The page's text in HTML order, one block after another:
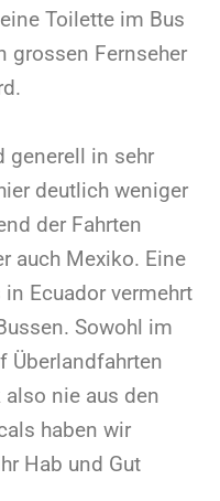
Toilette im Bus
grossen Fernseher
generell in sehr
deutlich weniger
der Fahrten
auch Mexiko. Eine
Ecuador vermehrt
Sowohl im
Überlandfahrten
nie aus den
haben wir
Hab und Gut